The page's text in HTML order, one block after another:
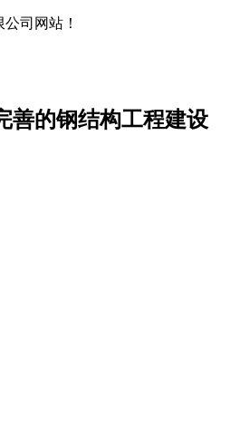
司网站！
善的钢结构工程建设